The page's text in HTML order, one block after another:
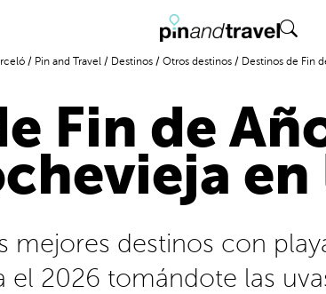
/ Pin and Travel / Destinos / Otros destinos / Destinos de Fin
Fin de
en
mejores destinos con
el 2026 tomándote las